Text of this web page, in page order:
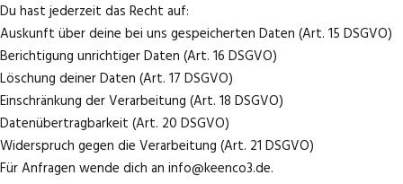
Du hast jederzeit das Recht auf:
Auskunft über deine bei uns gespeicherten Daten (Art. 15 DSGVO)
Berichtigung unrichtiger Daten (Art. 16 DSGVO)
Löschung deiner Daten (Art. 17 DSGVO)
Einschränkung der Verarbeitung (Art. 18 DSGVO)
Datenübertragbarkeit (Art. 20 DSGVO)
Widerspruch gegen die Verarbeitung (Art. 21 DSGVO)
Für Anfragen wende dich an info@keenco3.de.